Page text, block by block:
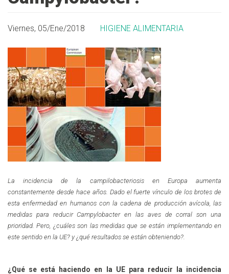
Viernes, 05/Ene/2018 HIGIENE ALIMENTARIA
La incidencia de la campilobacteriosis en Europa aumenta
constantemente desde hace años. Dado el fuerte vínculo de los brotes de
esta enfermedad en humanos con la cadena de producción avícola, las
medidas para reducirCampylobacter en las aves de corral son una
prioridad. Pero, ¿cuáles son las medidas que se están implementando en
este sentido en la UE? y ¿qué resultados se están obteniendo?.
¿Qué se está haciendo en la UE para reducir la incidencia